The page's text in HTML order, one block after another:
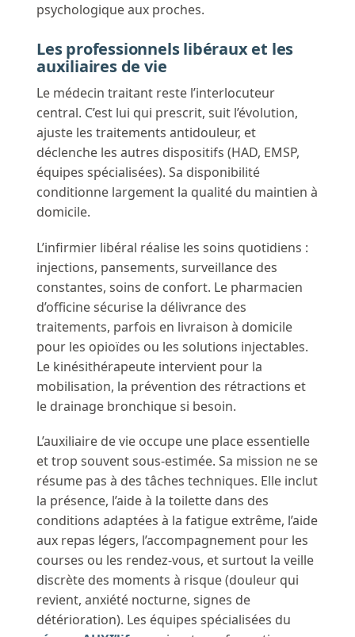
psychologique aux proches.
Les professionnels libéraux et les
auxiliaires de vie
Le médecin traitant reste l’interlocuteur
central. C’est lui qui prescrit, suit l’évolution,
ajuste les traitements antidouleur, et
déclenche les autres dispositifs (HAD, EMSP,
équipes spécialisées). Sa disponibilité
conditionne largement la qualité du maintien à
domicile.
L’infirmier libéral réalise les soins quotidiens :
injections, pansements, surveillance des
constantes, soins de confort. Le pharmacien
d’officine sécurise la délivrance des
traitements, parfois en livraison à domicile
pour les opioïdes ou les solutions injectables.
Le kinésithérapeute intervient pour la
mobilisation, la prévention des rétractions et
le drainage bronchique si besoin.
L’auxiliaire de vie occupe une place essentielle
et trop souvent sous-estimée. Sa mission ne se
résume pas à des tâches techniques. Elle inclut
la présence, l’aide à la toilette dans des
conditions adaptées à la fatigue extrême, l’aide
aux repas légers, l’accompagnement pour les
courses ou les rendez-vous, et surtout la veille
discrète des moments à risque (douleur qui
revient, anxiété nocturne, signes de
détérioration). Les équipes spécialisées du